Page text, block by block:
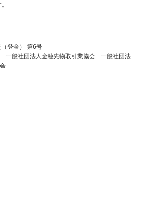
登金） 第6号
一般社団法人金融先物取引業協会 一般社団法